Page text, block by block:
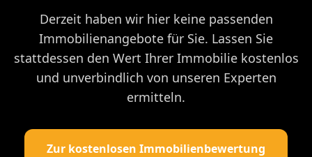
Derzeit haben wir hier keine passenden
Immobilienangebote für Sie. Lassen Sie
stattdessen den Wert Ihrer Immobilie kostenlos
und unverbindlich von unseren Experten
ermitteln.
Zur kostenlosen Immobilienbewertung